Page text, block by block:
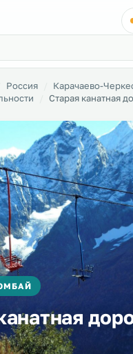
Россия Карачаево-
Старая канатная